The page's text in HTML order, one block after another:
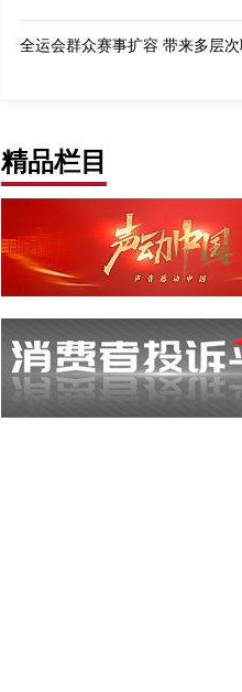
全运会群众赛事扩容 带来多层
精品栏目